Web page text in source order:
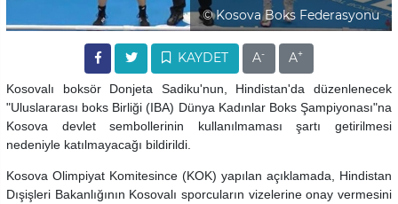
© Kosova Boks Federasyonu
KAYDET A- A+
Kosovalı boksör Donjeta Sadiku'nun, Hindistan'da düzenlenecek
"Uluslararası boks Birliği (IBA) Dünya Kadınlar Boks Şampiyonası"na
Kosova devlet sembollerinin kullanılmaması şartı getirilmesi
nedeniyle katılmayacağı bildirildi.
Kosova Olimpiyat Komitesince (KOK) yapılan açıklamada, Hindistan
Dışişleri Bakanlığının Kosovalı sporcuların vizelerine onay vermesini